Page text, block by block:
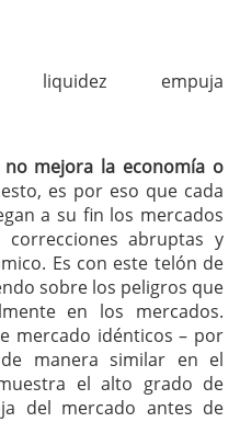
liquidez empuja
mejora la economía o
es por eso que cada
a su fin los mercados
abruptas y
Es con este telón de
sobre los peligros que
en los mercados.
mercado idénticos – por
manera similar en el
el alto grado de
del mercado antes de